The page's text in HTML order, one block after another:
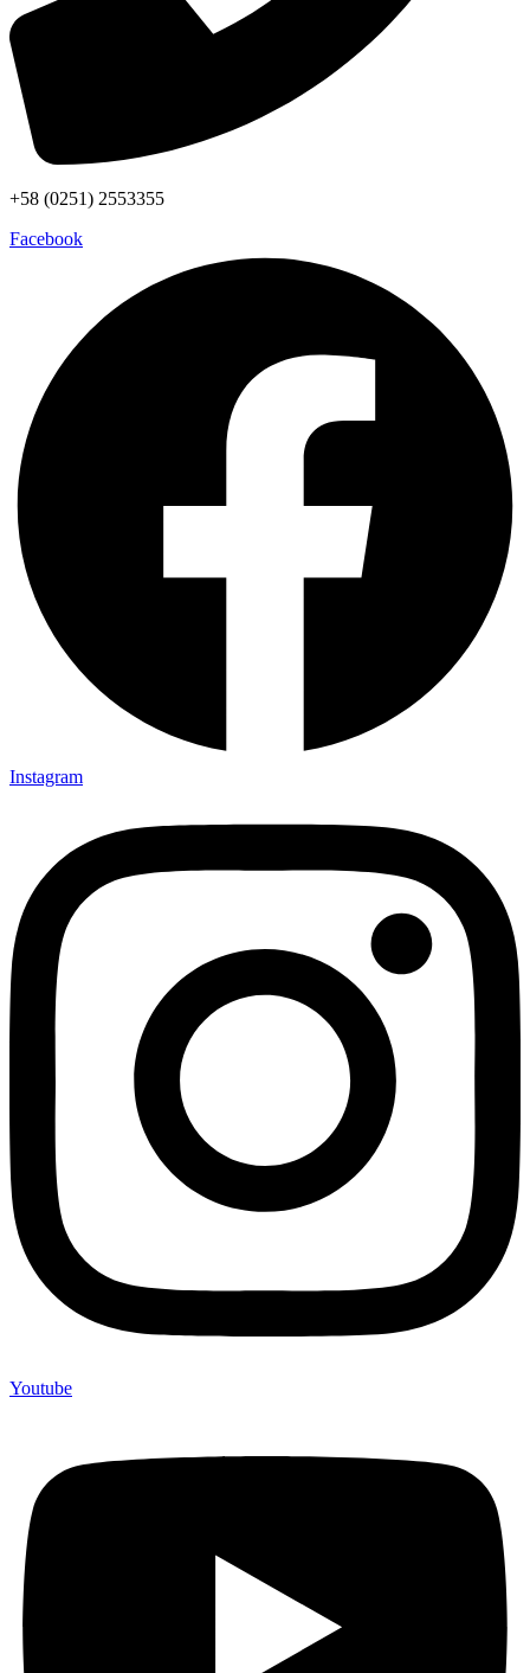
+58 (0251) 2553355
Facebook
Instagram
Youtube